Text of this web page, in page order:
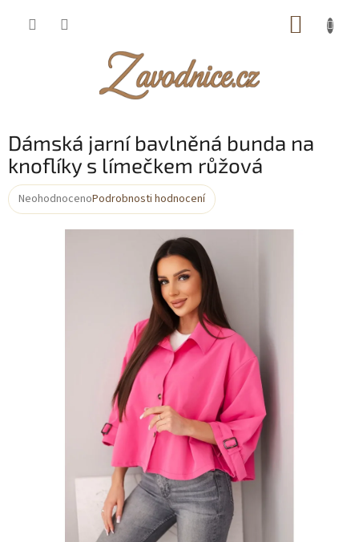
Dámská jarní bavlněná bunda na
knoflíky s límečkem růžová
Průměrné
NeohodnocenoPodrobnosti hodnocení